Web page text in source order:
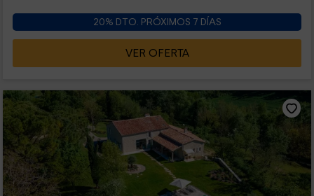
20% DTO. PRÓXIMOS 7 DÍAS
VER OFERTA